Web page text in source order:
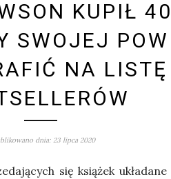
KUPIŁ
SWOJEJ
NA LISTĘ
dnia: 23 lipca 2020
się ksią­żek ukła­da­ne